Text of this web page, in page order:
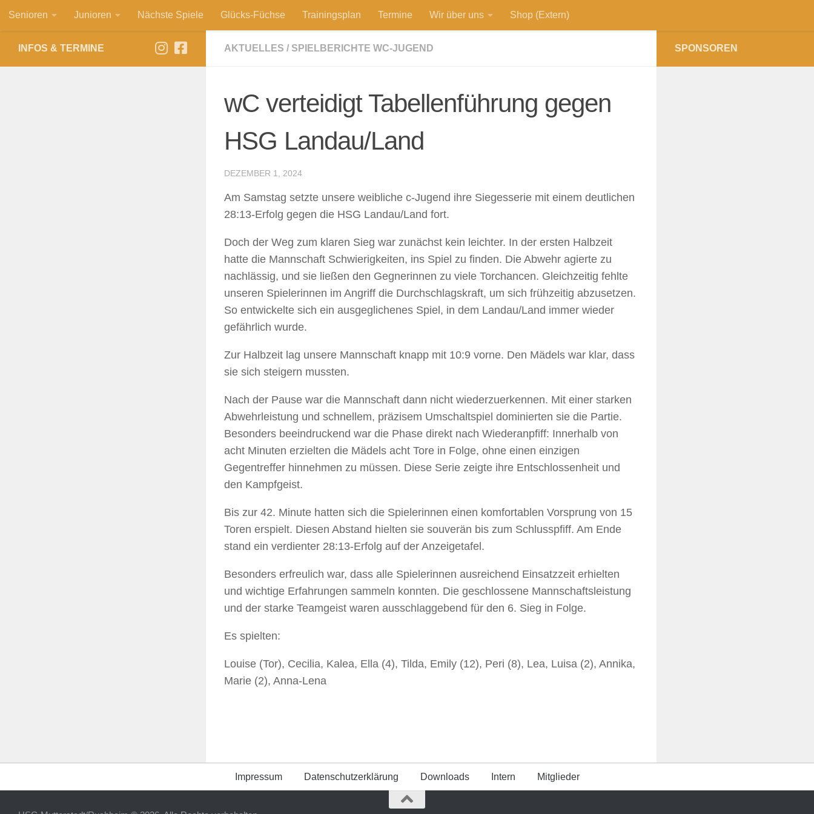
Zum Inhalt springen
Senioren Junioren Nächste Spiele Glücks-Füchse Trainingsplan Termine Wir über uns Shop (Extern)
AKTUELLES / SPIELBERICHTE WC-JUGEND
wC verteidigt Tabellenführung gegen
HSG Landau/Land
DEZEMBER 1, 2024
Am Samstag setzte unsere weibliche c-Jugend ihre Siegesserie mit einem deutlichen
28:13-Erfolg gegen die HSG Landau/Land fort.
Doch der Weg zum klaren Sieg war zunächst kein leichter. In der ersten Halbzeit
hatte die Mannschaft Schwierigkeiten, ins Spiel zu finden. Die Abwehr agierte zu
nachlässig, und sie ließen den Gegnerinnen zu viele Torchancen. Gleichzeitig fehlte
unseren Spielerinnen im Angriff die Durchschlagskraft, um sich frühzeitig abzusetzen.
So entwickelte sich ein ausgeglichenes Spiel, in dem Landau/Land immer wieder
gefährlich wurde.
Zur Halbzeit lag unsere Mannschaft knapp mit 10:9 vorne. Den Mädels war klar, dass
sie sich steigern mussten.
Nach der Pause war die Mannschaft dann nicht wiederzuerkennen. Mit einer starken
Abwehrleistung und schnellem, präzisem Umschaltspiel dominierten sie die Partie.
Besonders beeindruckend war die Phase direkt nach Wiederanpfiff: Innerhalb von
acht Minuten erzielten die Mädels acht Tore in Folge, ohne einen einzigen
Gegentreffer hinnehmen zu müssen. Diese Serie zeigte ihre Entschlossenheit und
den Kampfgeist.
Bis zur 42. Minute hatten sich die Spielerinnen einen komfortablen Vorsprung von 15
Toren erspielt. Diesen Abstand hielten sie souverän bis zum Schlusspfiff. Am Ende
stand ein verdienter 28:13-Erfolg auf der Anzeigetafel.
Besonders erfreulich war, dass alle Spielerinnen ausreichend Einsatzzeit erhielten
und wichtige Erfahrungen sammeln konnten. Die geschlossene Mannschaftsleistung
und der starke Teamgeist waren ausschlaggebend für den 6. Sieg in Folge.
Es spielten:
Louise (Tor), Cecilia, Kalea, Ella (4), Tilda, Emily (12), Peri (8), Lea, Luisa (2), Annika,
Marie (2), Anna-Lena
INFOS & TERMINE SPONSOREN
Impressum Datenschutz­erklärung Downloads Intern Mitglieder